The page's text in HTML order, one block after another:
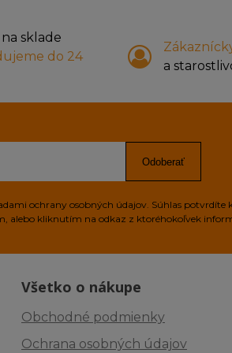
sklade
do 24
a
Odoberať
ochrany osobných údajov. Súhlas
alebo kliknutím na odkaz z ktoréhokoľvek
Všetko o nákupe
Obchodné podmienky
Ochrana osobných údajov